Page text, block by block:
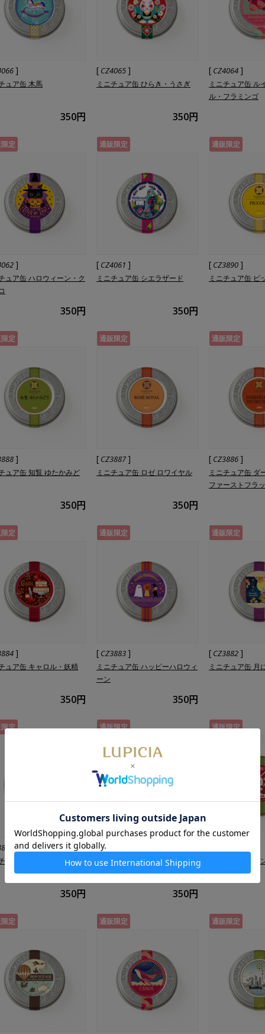
]
ュア缶 木馬
350円
[ CZ4065 ]
ミニチュア缶 ひらき・うさぎ
350円
[ CZ4064 ]
ミニチュア缶 ル
ル・フラミンゴ
定
]
ュア缶 ハロウィーン・ク
350円
通販限定
[ CZ4061 ]
ミニチュア缶 シエラザード
350円
通販限定
[ CZ3890 ]
ミニチュア缶 ピ
定
]
ュア缶 知覧 ゆたかみど
350円
通販限定
[ CZ3887 ]
ミニチュア缶 ロゼ ロワイヤル
350円
通販限定
[ CZ3886 ]
ミニチュア缶 ダ
ファーストフラ
定
]
ュア缶 キャロル・妖精
350円
通販限定
[ CZ3883 ]
ミニチュア缶 ハッピーハロウィ
ーン
350円
通販限定
[ CZ3882 ]
ミニチュア缶 月
定
]
ュア缶 サクラ・扇
350円
通販限定
[ CZ3879
ミニチュア缶 ホワイトサングリ
ア
350円
通販限定
ミニチュア缶 ダ
定 通販限定 通販限定